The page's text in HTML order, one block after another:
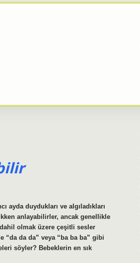
ayda duydukları ve algıladıkları
anlayabilirler, ancak genellikle
dahil olmak üzere çeşitli sesler
“da da da” veya “ba ba ba” gibi
söyler? Bebeklerin en sık